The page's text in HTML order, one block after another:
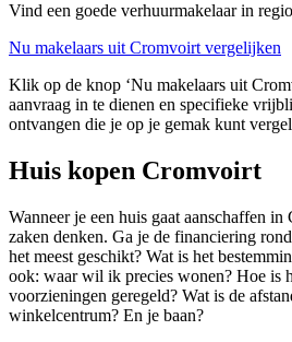
Vind een goede verhuurmakelaar in
Nu makelaars uit Cromvoirt vergelijken
Klik op de knop ‘Nu makelaars uit
aanvraag in te dienen en specifieke
ontvangen die je op je gemak kunt
Huis kopen Cromvoirt
Wanneer je een huis gaat aanschaffen
zaken denken. Ga je de financiering
het meest geschikt? Wat is het
ook: waar wil ik precies wonen? Hoe is
voorzieningen geregeld? Wat is de
winkelcentrum? En je baan?